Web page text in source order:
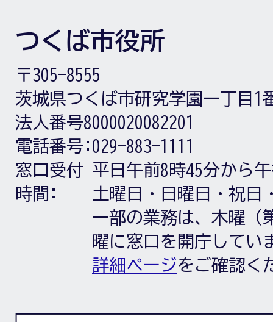
つくば市役所
〒305-8555
茨城県つくば市研究学園一丁目1
法人番号8000020082201
電話番号: 029-883-1111
窓口受付
時間:
平日午前8時45分から
土曜日・日曜日・祝日
一部の業務は、木曜（
曜に窓口を開庁してい
詳細ページをご確認く